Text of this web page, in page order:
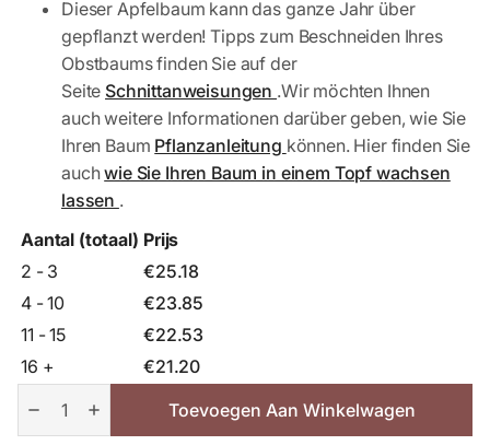
Dieser Apfelbaum kann das ganze Jahr über
gepflanzt werden! Tipps zum Beschneiden Ihres
Obstbaums finden Sie auf der
Seite Schnittanweisungen .Wir möchten Ihnen
auch weitere Informationen darüber geben, wie Sie
Ihren Baum Pflanzanleitung können. Hier finden Sie
auchwie Sie Ihren Baum in einem Topf wachsen
lassen .
Aantal (totaal) Prijs
2 - 3
€25.18
4 - 10
€23.85
11 - 15
€22.53
16 +
€21.20
Elstar
Apfelbaum
Toevoegen Aan Winkelwagen